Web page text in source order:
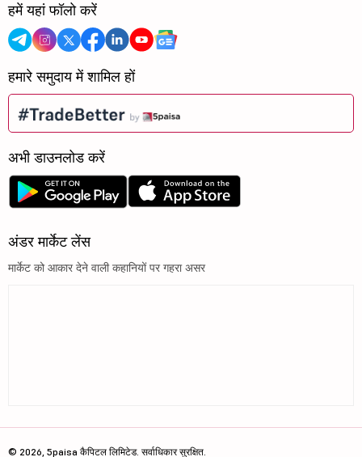
हमें यहां फॉलो करें
हमारे समुदाय में शामिल हों
अभी डाउनलोड करें
अंडर मार्केट लेंस
मार्केट को आकार देने वाली कहानियों पर गहरा असर
© 2026, 5paisa कैपिटल लिमिटेड. सर्वाधिकार सुरक्षित.